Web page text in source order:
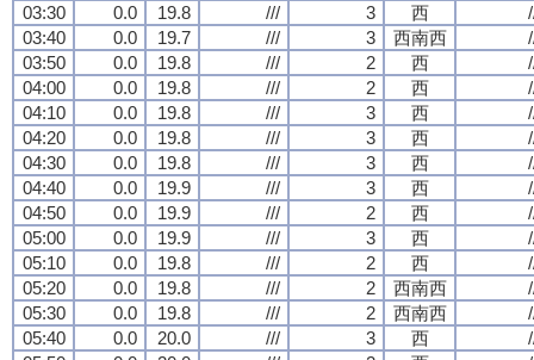
03:30
0.0 19.8 /// 3 西
03:40
0.0 19.7 /// 3 西南西
03:50
0.0 19.8 /// 2 西
04:00
0.0 19.8 /// 2 西
04:10
0.0 19.8 /// 3 西
04:20
0.0 19.8 /// 3 西
04:30
0.0 19.8 /// 3 西
04:40
0.0 19.9 /// 3 西
04:50
0.0 19.9 /// 2 西
05:00
0.0 19.9 /// 3 西
05:10
0.0 19.8 /// 2 西
05:20
0.0 19.8 /// 2 西南西
05:30
0.0 19.8 /// 2 西南西
05:40
0.0 20.0 /// 3 西